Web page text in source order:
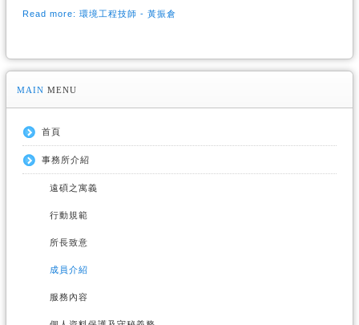
Read more: 環境工程技師 - 黃振倉
MAIN MENU
首頁
事務所介紹
遠碩之寓義
行動規範
所長致意
成員介紹
服務內容